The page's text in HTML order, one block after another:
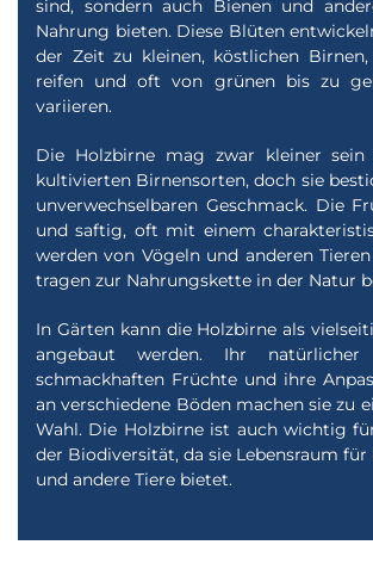
sind, sondern auch Bienen und
Nahrung bieten. Diese Blüten
der Zeit zu kleinen, köstlichen
reifen und oft von grünen bis zu
variieren.
Die Holzbirne mag zwar kleiner
kultivierten Birnensorten, doch sie
unverwechselbaren Geschmack. Die
und saftig, oft mit einem
werden von Vögeln und anderen
tragen zur Nahrungskette in der Natur
In Gärten kann die Holzbirne als
angebaut werden. Ihr natürlicher
schmackhaften Früchte und ihre
an verschiedene Böden machen sie zu
Wahl. Die Holzbirne ist auch wichtig
der Biodiversität, da sie Lebensraum für
und andere Tiere bietet.